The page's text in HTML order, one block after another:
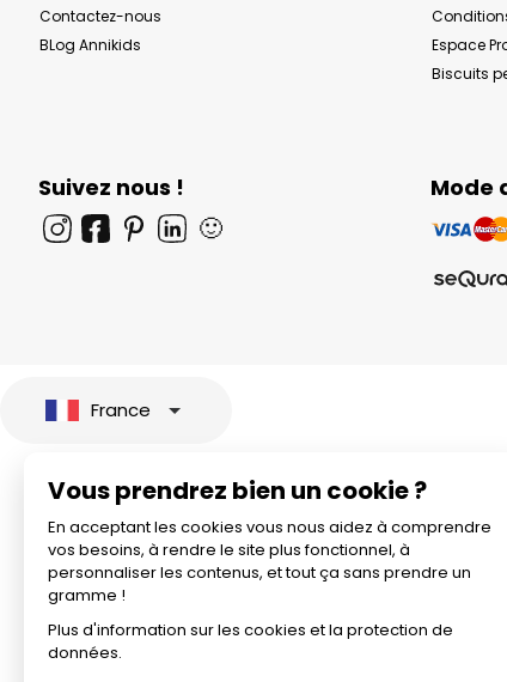
Contactez-nous
BLog Annikids
Espace
Biscuits
Suivez nous !
🙂
Mode
Vous prendrez bien un cookie ?
En acceptant les cookies vous nous aidez à comprendre
vos besoins, à rendre le site plus fonctionnel, à
personnaliser les contenus, et tout ça sans prendre un
gramme !
Plus d'information sur les cookies et la protection de
données.
France
© 2026 All rights